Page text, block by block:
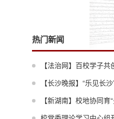
热门新闻
【法治网】百校学子
——第五届“大数据与法律
【长沙晚报】“乐见长
这才叫通气
【新湖南】校地协同